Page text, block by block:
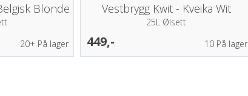
Blonde
20+ På lager
Vestbrygg Kwit - Kveika Wit
25L Ølsett
449,- 10På lager